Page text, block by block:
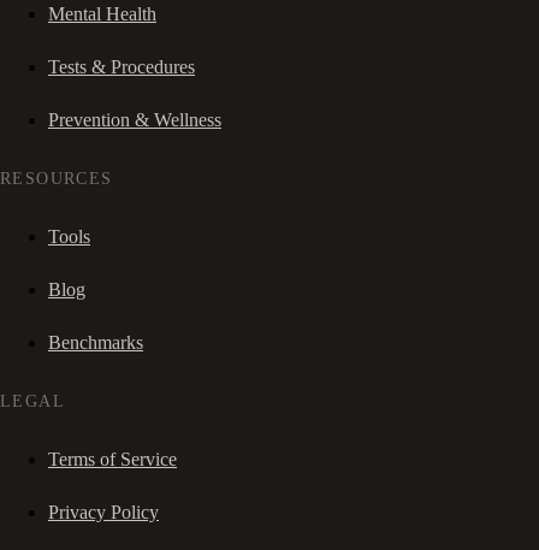
Mental Health
Tests & Procedures
Prevention & Wellness
RESOURCES
Tools
Blog
Benchmarks
LEGAL
Terms of Service
Privacy Policy